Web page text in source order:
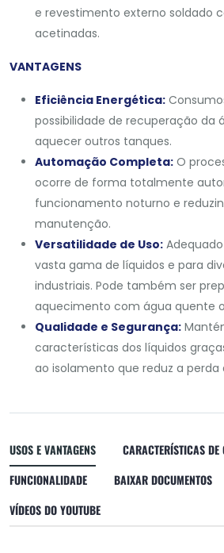
e revestimento externo soldado
acetinadas.
VANTAGENS
Eficiência Energética:
possibilidade de recuperação da
aquecer outros tanques.
Automação Completa: O
ocorre de forma totalmente
funcionamento noturno e
manutenção.
Versatilidade de Uso:
vasta gama de líquidos e para
industriais. Pode também ser
aquecimento com água quente
Qualidade e Segurança:
características dos líquidos
ao isolamento que reduz a
USOS E VANTAGENS
CARACTERÍSTICAS DE
FUNCIONALIDADE
BAIXAR DOCUMENTOS
VÍDEOS DO YOUTUBE